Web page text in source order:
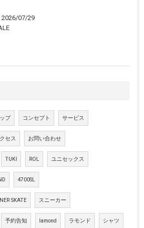
2026/07/29
プ コンセプト サービス
セス お問い合わせ
TUKI ROL ユニセックス
4700SL
SKATE スニーカー
予約告知 lamond ラモンド シャツ